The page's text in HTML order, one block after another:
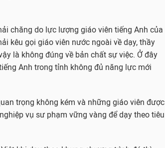
chăng do lực lượng giáo viên tiếng Anh của
kêu gọi giáo viên nước ngoài về dạy, thầy
là không đúng về bản chất sự việc. Ở đây
Anh trong tỉnh không đủ năng lực mới
trọng không kém và những giáo viên được
vụ sư phạm vững vàng để dạy theo tiêu